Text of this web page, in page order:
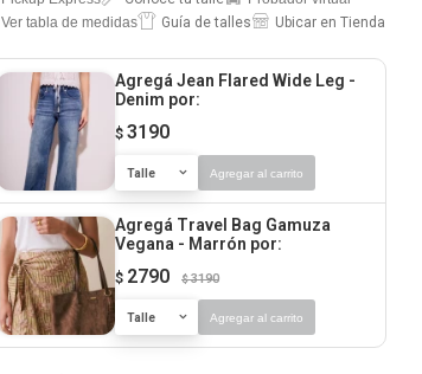
Ver tabla de medidas
Guía de talles Ubicar en Tienda
Agregá Jean Flared Wide Leg -
Denim por:
$ 3190
Talle Agregar al carrito
Agregá Travel Bag Gamuza
Vegana - Marrón por:
$ 2790 $ 3190
Talle Agregar al carrito